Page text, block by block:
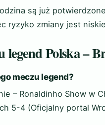
są już
ryzyko zmiany jest
Polska –
meczu legend?
– Ronaldinho Show w
5-4 (Oficjalny portal